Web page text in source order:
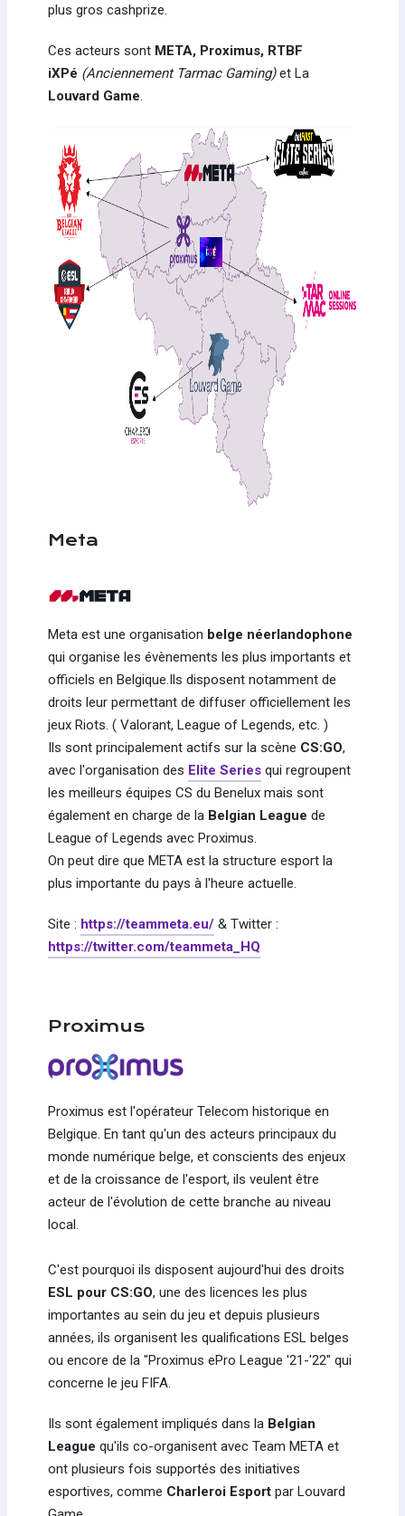
plus gros cashprize.
Ces acteurs sont META, Proximus, RTBF
iXPé (Anciennement Tarmac Gaming)et La
Louvard Game.
Meta
Meta est une organisation belge néerlandophone
qui organise les évènements les plus importants et
officiels en Belgique.Ils disposent notamment de
droits leur permettant de diffuser officiellement les
jeux Riots. ( Valorant, League of Legends, etc. )
Ils sont principalement actifs sur la scène CS:GO,
avec l'organisation des Elite Seriesqui regroupent
les meilleurs équipes CS du Benelux mais sont
également en charge de la Belgian League de
League of Legends avec Proximus.
On peut dire que META est la structure esport la
plus importante du pays à l'heure actuelle.
Site : https://teammeta.eu/& Twitter :
https://twitter.com/teammeta_HQ
Proximus
Proximus est l'opérateur Telecom historique en
Belgique. En tant qu'un des acteurs principaux du
monde numérique belge, et conscients des enjeux
et de la croissance de l'esport, ils veulent être
acteur de l'évolution de cette branche au niveau
local.
C'est pourquoi ils disposent aujourd'hui des droits
ESL pour CS:GO, une des licences les plus
importantes au sein du jeu et depuis plusieurs
années, ils organisent les qualifications ESL belges
ou encore de la "Proximus ePro League '21-'22" qui
concerne le jeu FIFA.
Ils sont également impliqués dans la Belgian
League qu'ils co-organisent avec Team META et
ont plusieurs fois supportés des initiatives
esportives, comme Charleroi Esport par Louvard